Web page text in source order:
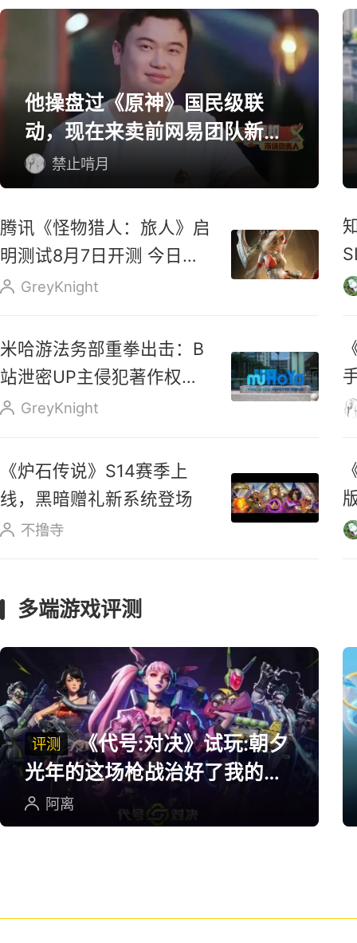
多端精选
他操盘过《原神》国民级联
动，现在来卖前网易团队新作
了
禁止啃月
腾讯《怪物猎人：旅人》启
明测试8月7日开测 今日开
启预载GreyKnight
米哈游法务部重拳出击：B
站泄密UP主侵犯著作权罪
成立GreyKnight
《炉石传说》S14赛季上
不撸寺
多端游戏评测